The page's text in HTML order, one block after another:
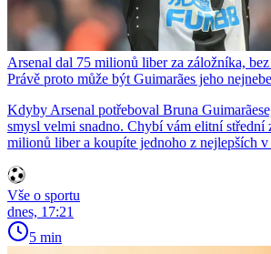
Arsenal dal 75 milionů liber za záložníka, bez
Právě proto může být Guimarães jeho
Kdyby Arsenal potřeboval Bruna
smysl velmi snadno. Chybí vám elitní střední
milionů liber a koupíte jednoho z nejlepších v
Vše o sportu
dnes, 17:21
5 min